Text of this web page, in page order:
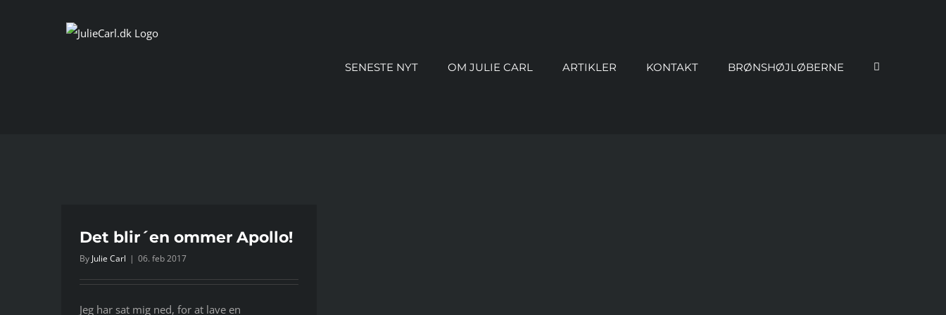
SENESTE NYT OM JULIE CARL ARTIKLER KONTAKT BRØNSHØJLØBERNE
Det blir´en ommer Apollo!
By Julie Carl | 06. feb 2017
Jeg har sat mig ned, for at lave en